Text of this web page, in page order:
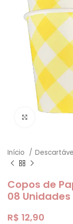
Início
Copos de
08 Unidades
R$ 12,90